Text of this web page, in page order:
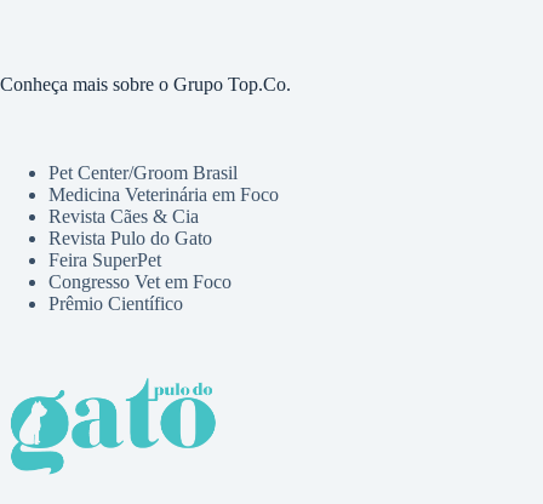
Conheça mais sobre o Grupo Top.Co.
Pet Center/Groom Brasil
Medicina Veterinária em Foco
Revista Cães & Cia
Revista Pulo do Gato
Feira SuperPet
Congresso Vet em Foco
Prêmio Científico